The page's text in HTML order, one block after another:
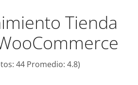
Tienda
44Promedio: 4.8)